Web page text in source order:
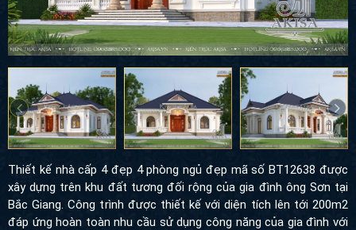
Thiết kế nhà cấp 4 đẹp 4 phòng ngủ đẹp mã số BT12638 được
xây dựng trên khu đất tương đối rộng của gia đình ông Sơn tại
Bắc Giang. Công trình được thiết kế với diện tích lên tới 200m2
đáp ứng hoàn toàn nhu cầu sử dụng công năng của gia đình với